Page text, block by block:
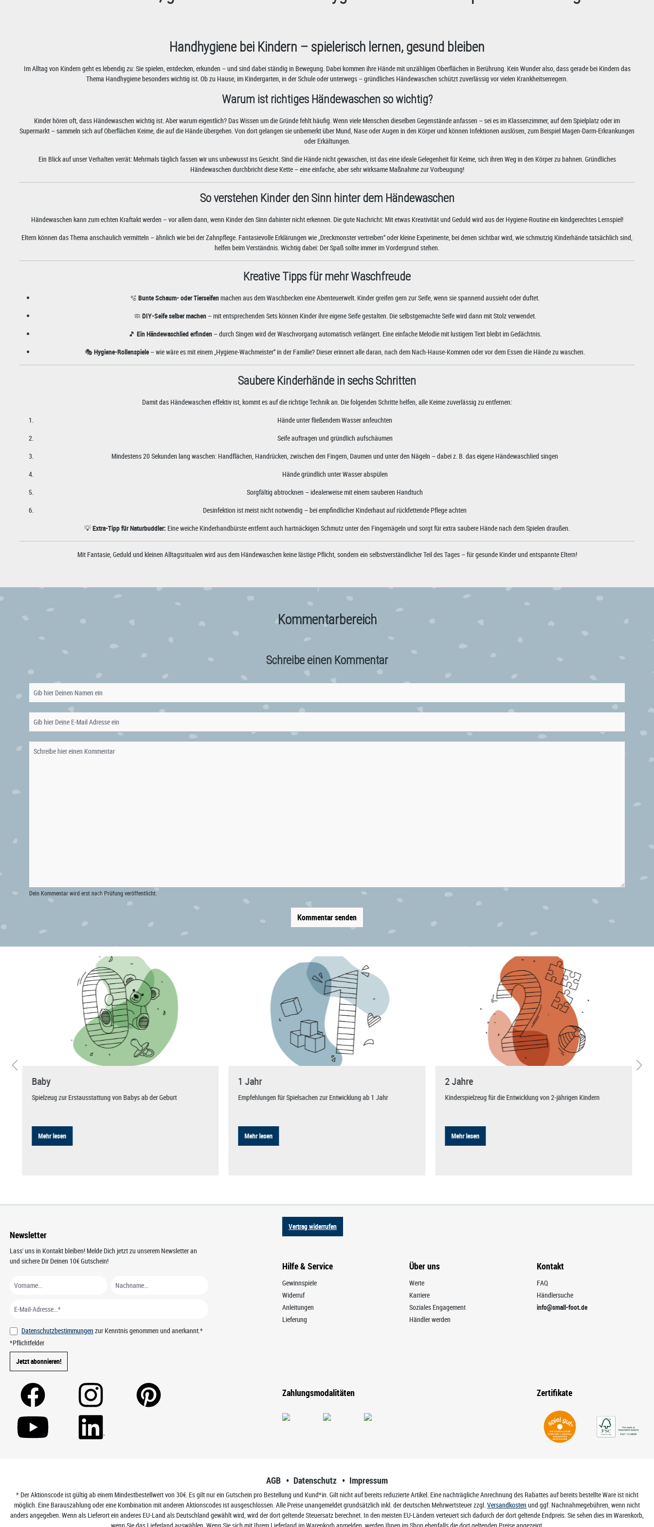
Handhygiene bei Kindern – spielerisch lernen, gesund bleiben
Im Alltag von Kindern geht es lebendig zu: Sie spielen, entdecken, erkunden – und sind dabei ständig in Bewegung. Dabei kommen ihre Hände mit unzähligen Oberflächen in Berührung. Kein Wunder also, dass gerade bei Kindern das
Thema Handhygiene besonders wichtig ist. Ob zu Hause, im Kindergarten, in der Schule oder unterwegs – gründliches Händewaschen schützt zuverlässig vor vielen Krankheitserregern.
Warum ist richtiges Händewaschen so wichtig?
Kinder hören oft, dass Händewaschen wichtig ist. Aber warum eigentlich? Das Wissen um die Gründe fehlt häufig. Wenn viele Menschen dieselben Gegenstände anfassen – sei es im Klassenzimmer, auf dem Spielplatz oder im
Supermarkt – sammeln sich auf Oberflächen Keime, die auf die Hände übergehen. Von dort gelangen sie unbemerkt über Mund, Nase oder Augen in den Körper und können Infektionen auslösen, zum Beispiel Magen-Darm-Erkrankungen
oder Erkältungen.
Ein Blick auf unser Verhalten verrät: Mehrmals täglich fassen wir uns unbewusst ins Gesicht. Sind die Hände nicht gewaschen, ist das eine ideale Gelegenheit für Keime, sich ihren Weg in den Körper zu bahnen. Gründliches
Händewaschen durchbricht diese Kette – eine einfache, aber sehr wirksame Maßnahme zur Vorbeugung!
So verstehen Kinder den Sinn hinter dem Händewaschen
Händewaschen kann zum echten Kraftakt werden – vor allem dann, wenn Kinder den Sinn dahinter nicht erkennen. Die gute Nachricht: Mit etwas Kreativität und Geduld wird aus der Hygiene-Routine ein kindgerechtes Lernspiel!
Eltern können das Thema anschaulich vermitteln – ähnlich wie bei der Zahnpflege. Fantasievolle Erklärungen wie „Dreckmonster vertreiben“ oder kleine Experimente, bei denen sichtbar wird, wie schmutzig Kinderhände tatsächlich sind,
helfen beim Verständnis. Wichtig dabei: Der Spaß sollte immer im Vordergrund stehen.
Kreative Tipps für mehr Waschfreude
🫧 Bunte Schaum- oder Tierseifenmachen aus dem Waschbecken eine Abenteuerwelt. Kinder greifen gern zur Seife, wenn sie spannend aussieht oder duftet.
🧼 DIY-Seife selber machen– mit entsprechenden Sets können Kinder ihre eigene Seife gestalten. Die selbstgemachte Seife wird dann mit Stolz verwendet.
🎵 Ein Händewaschlied erfinden– durch Singen wird der Waschvorgang automatisch verlängert. Eine einfache Melodie mit lustigem Text bleibt im Gedächtnis.
🎭Hygiene-Rollenspiele – wie wäre es mit einem „Hygiene-Wachmeister“ in der Familie? Dieser erinnert alle daran, nach dem Nach-Hause-Kommen oder vor dem Essen die Hände zu waschen.
Saubere Kinderhände in sechs Schritten
Damit das Händewaschen effektiv ist, kommt es auf die richtige Technik an. Die folgenden Schritte helfen, alle Keime zuverlässig zu entfernen:
Hände unter fließendem Wasser anfeuchten
Seife auftragen und gründlich aufschäumen
Mindestens 20 Sekunden lang waschen: Handflächen, Handrücken, zwischen den Fingern, Daumen und unter den Nägeln – dabei z. B. das eigene Händewaschlied singen
Hände gründlich unter Wasser abspülen
Sorgfältig abtrocknen – idealerweise mit einem sauberen Handtuch
Desinfektion ist meist nicht notwendig – bei empfindlicher Kinderhaut auf rückfettende Pflege achten
💡Extra-Tipp für Naturbuddler: Eine weiche Kinderhandbürste entfernt auch hartnäckigen Schmutz unter den Fingernägeln und sorgt für extra saubere Hände nach dem Spielen draußen.
Mit Fantasie, Geduld und kleinen Alltagsritualen wird aus dem Händewaschen keine lästige Pflicht, sondern ein selbstverständlicher Teil des Tages – für gesunde Kinder und entspannte Eltern!
Kommentarbereich
Schreibe einen Kommentar
Dein Kommentar wird erst nach Prüfung veröffentlicht.
Kommentar senden
Baby
Spielzeug zur Erstausstattung von Babys ab der Geburt
Mehr lesen
1 Jahr
Empfehlungen für Spielsachen zur Entwicklung ab 1 Jahr
Mehr lesen
2 Jahre
Kinderspielzeug für die Entwicklung von 2-jährigen Kindern
Mehr lesen
Newsletter
Lass' uns in Kontakt bleiben! Melde Dich jetzt zu unserem Newsletter an
und sichere Dir Deinen 10€ Gutschein!
Datenschutzbestimmungen zur Kenntnis genommen und anerkannt.*
*Pflichtfelder
Jetzt abonnieren!
Vertrag widerrufen
Hilfe & Service
Gewinnspiele
Widerruf
Anleitungen
Lieferung
Über uns
Werte
Karriere
Soziales Engagement
Händler werden
Kontakt
FAQ
Händlersuche
info@small-foot.de
Zahlungsmodalitäten Zertifikate
AGB Datenschutz Impressum
* Der Aktionscode ist gültig ab einem Mindestbestellwert von 30€. Es gilt nur ein Gutschein pro Bestellung und Kund*in. Gilt nicht auf bereits reduzierte Artikel. Eine nachträgliche Anrechnung des Rabattes auf bereits bestellte Ware ist nicht
möglich. Eine Barauszahlung oder eine Kombination mit anderen Aktionscodes ist ausgeschlossen. Alle Preise unangemeldet grundsätzlich inkl. der deutschen Mehrwertsteuer zzgl.Versandkosten und ggf. Nachnahmegebühren, wenn nicht
anders angegeben. Wenn als Lieferort ein anderes EU-Land als Deutschland gewählt wird, wird der dort geltende Steuersatz berechnet. In den meisten EU-Ländern verteuert sich dadurch der dort geltende Endpreis. Sie sehen dies im Warenkorb,